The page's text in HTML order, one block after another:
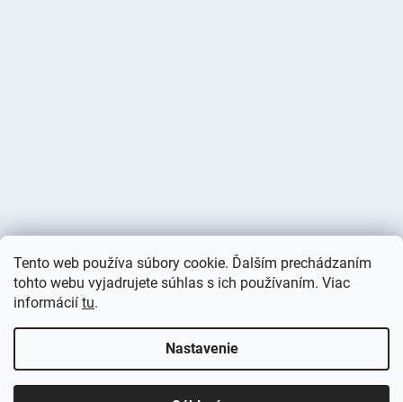
Tento web používa súbory cookie. Ďalším prechádzaním
tohto webu vyjadrujete súhlas s ich používaním. Viac
informácií tu.
Nastavenie